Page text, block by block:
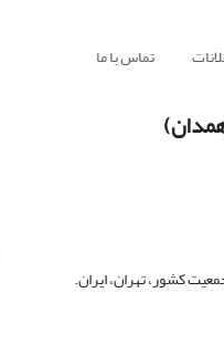
تماس با ما
کشور، تهران، ایران.